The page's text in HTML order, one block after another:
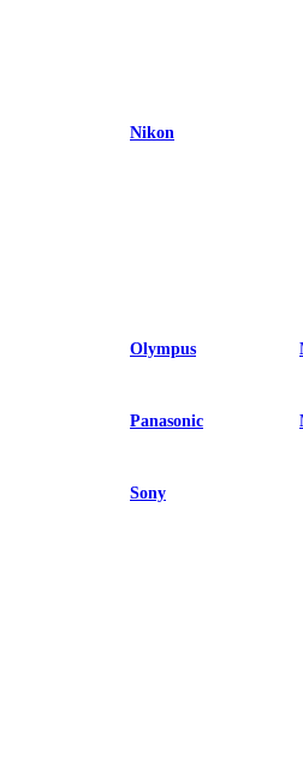
Nikon
Olympus
Panasonic
Sony